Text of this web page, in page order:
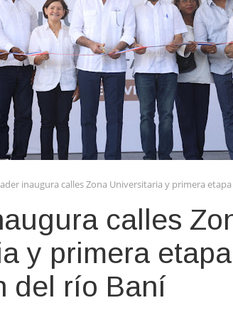
inaugura calles Zona Universitaria y primera
calles
y primera
del río Baní